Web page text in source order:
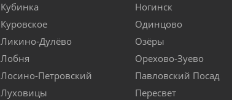
Кубинка
Куровское
Ликино-Дулёво
Лобня
Лосино-Петровский
Луховицы
Ногинск
Одинцово
Озёры
Орехово-Зуево
Павловский Посад
Пересвет